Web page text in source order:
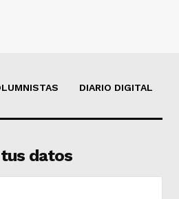
DIARIO DIGITAL
datos